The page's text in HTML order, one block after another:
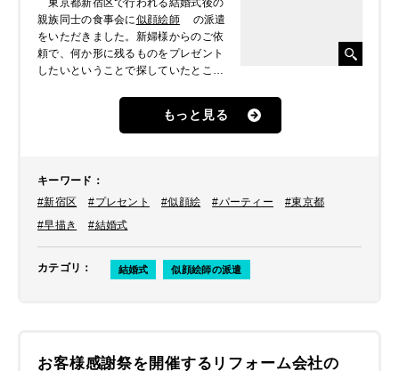
東京都新宿区で行われる結婚式後の
親族同士の食事会に似顔絵師
の派遣
をいただきました。新婦様からのご依
頼で、何か形に残るものをプレゼント
したいということで探していたとこ
ジを見て似顔絵を贈りたいとなったそ
もっと見る
キーワード ：
#新宿区
#プレセント #似顔絵 #パーティー
#東京都
#早描き
#結婚式
カテゴリ ： 結婚式 似顔絵師の派遣
お客様感謝祭を開催するリフォーム会社の